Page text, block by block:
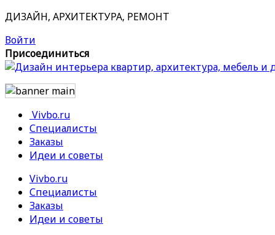
ДИЗАЙН, АРХИТЕКТУРА, РЕМОНТ
Войти
Присоединиться
Vivbo.ru
Специалисты
Заказы
Идеи и советы
Vivbo.ru
Специалисты
Заказы
Идеи и советы